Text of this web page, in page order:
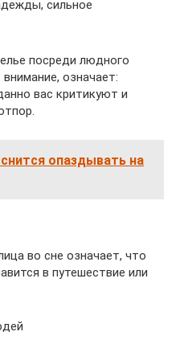
сильное
посреди людного
означает:
вас критикуют и
опаздывать на
во сне означает, что
в путешествие или